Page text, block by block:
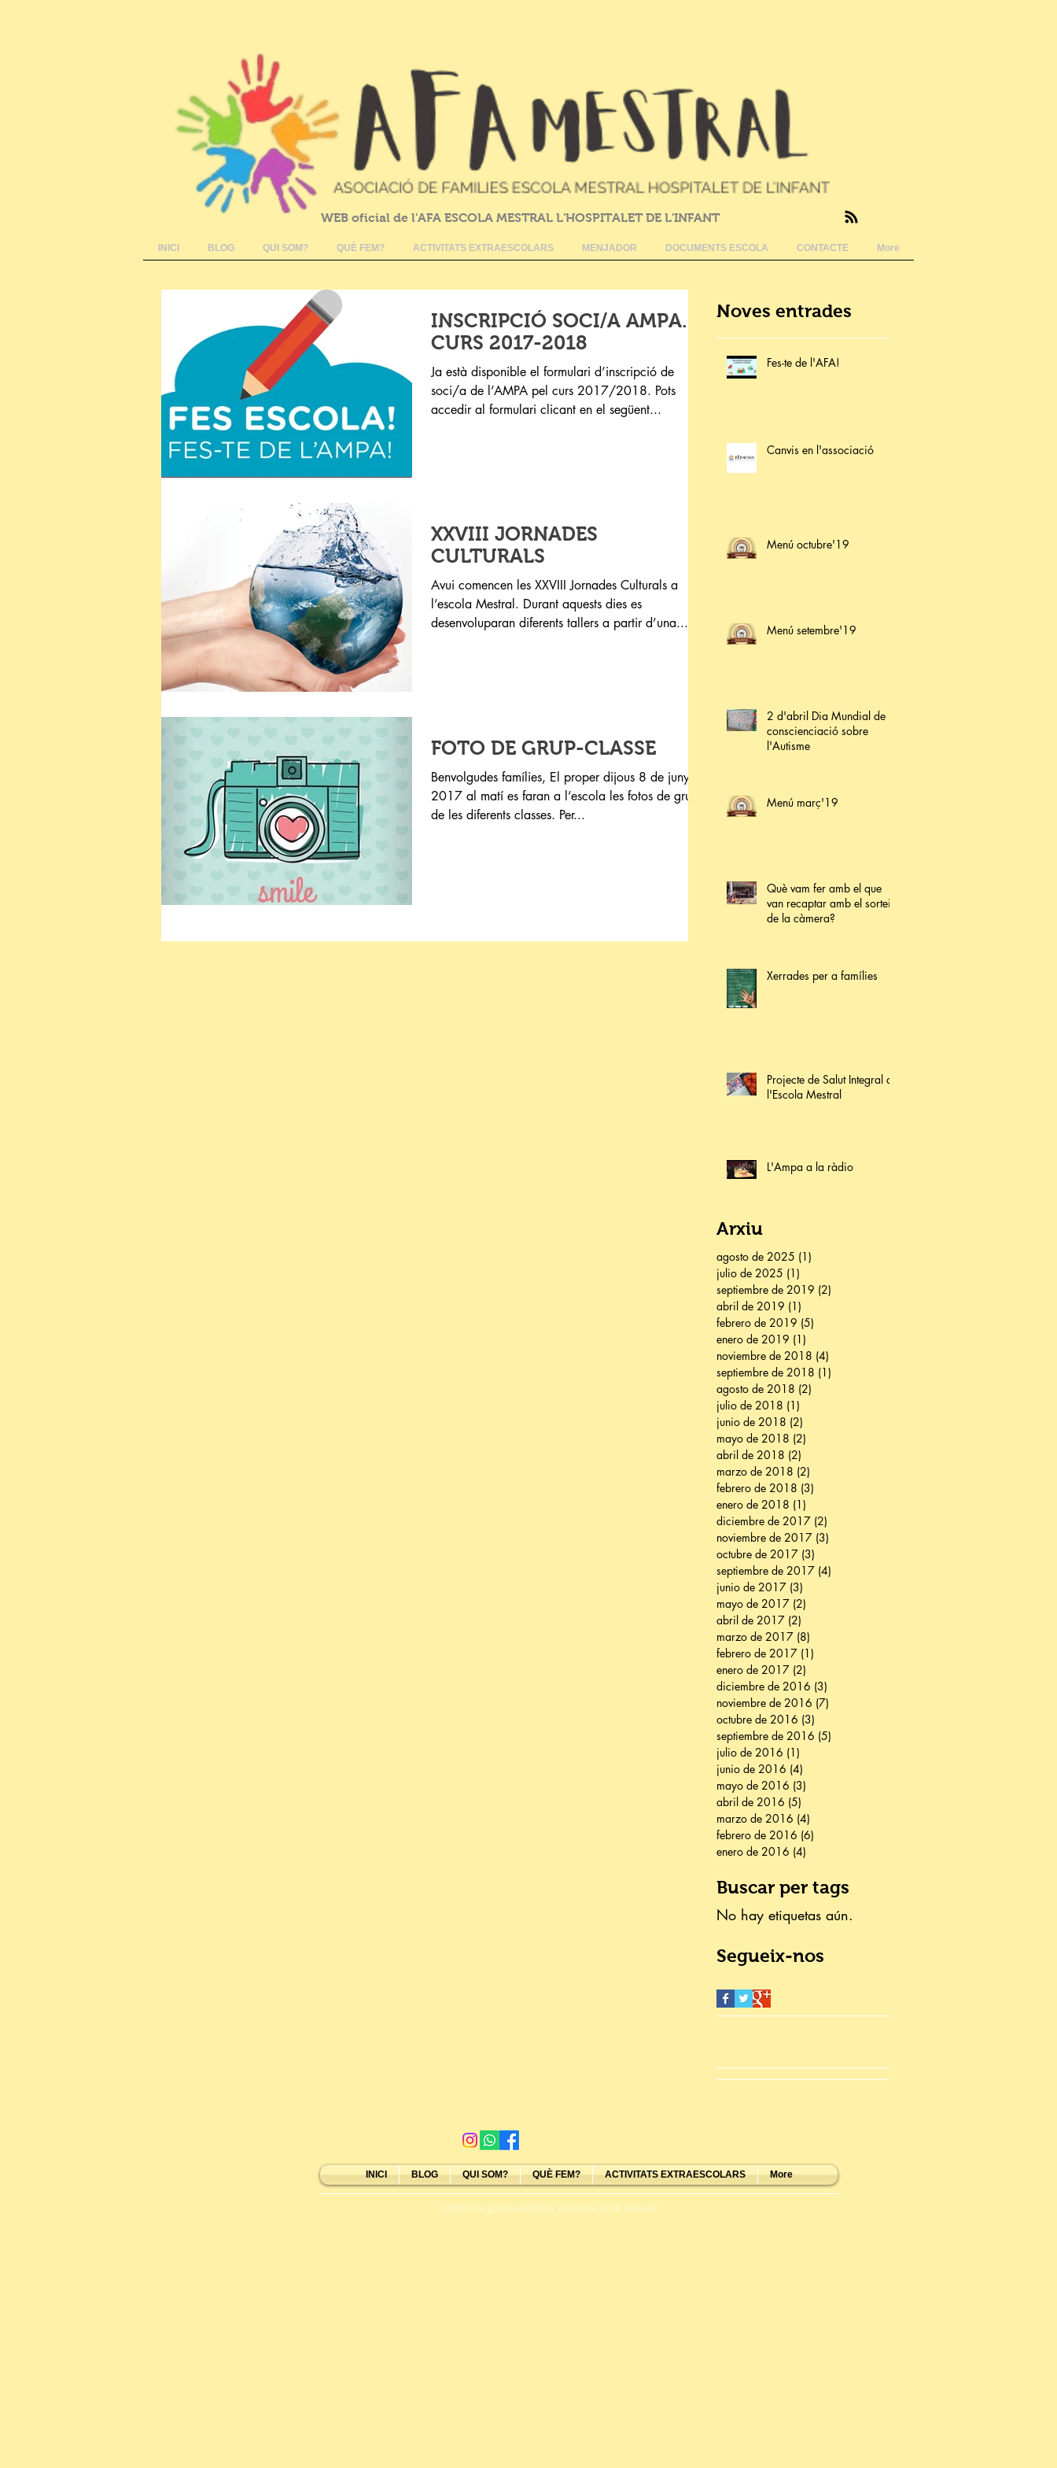
WEB oficial de l'AFA ESCOLA MESTRAL L'HOSPITALET DE L'INFANT
INICI BLOG QUI SOM? QUÈ FEM? ACTIVITATS EXTRAESCOLARS MENJADOR DOCUMENTS ESCOLA CONTACTE More
INSCRIPCIÓ SOCI/A AMPA.
CURS 2017-2018
Ja està disponible el formulari d’inscripció de
soci/a de l’AMPA pel curs 2017/2018. Pots
accedir al formulari clicant en el següent...
XXVIII JORNADES
CULTURALS
Avui comencen les XXVIII Jornades Culturals a
l’escola Mestral. Durant aquests dies es
desenvoluparan diferents tallers a partir d’una...
FOTO DE GRUP-CLASSE
Benvolgudes famílies, El proper dijous 8 de juny de
2017 al matí es faran a l’escola les fotos de grup
de les diferents classes. Per...
Noves entrades
Fes-te de l'AFA!
Canvis en l'associació
Menú octubre'19
Menú setembre'19
2 d'abril Dia Mundial de la
conscienciació sobre
l'Autisme
Menú març'19
Què vam fer amb el que
van recaptar amb el sorteig
de la càmera?
Xerrades per a famílies
Projecte de Salut Integral a
l'Escola Mestral
L'Ampa a la ràdio
Arxiu
agosto de 2025 (1)
julio de 2025 (1)
septiembre de 2019 (2)
abril de 2019 (1)
febrero de 2019 (5)
enero de 2019 (1)
noviembre de 2018 (4)
septiembre de 2018 (1)
agosto de 2018 (2)
julio de 2018 (1)
junio de 2018 (2)
mayo de 2018 (2)
abril de 2018 (2)
marzo de 2018 (2)
febrero de 2018 (3)
enero de 2018 (1)
diciembre de 2017 (2)
noviembre de 2017 (3)
octubre de 2017 (3)
septiembre de 2017 (4)
junio de 2017 (3)
mayo de 2017 (2)
abril de 2017 (2)
marzo de 2017 (8)
febrero de 2017 (1)
enero de 2017 (2)
diciembre de 2016 (3)
noviembre de 2016 (7)
octubre de 2016 (3)
septiembre de 2016 (5)
julio de 2016 (1)
junio de 2016 (4)
mayo de 2016 (3)
abril de 2016 (5)
marzo de 2016 (4)
febrero de 2016 (6)
enero de 2016 (4)
Buscar per tags
No hay etiquetas aún.
Segueix-nos
© 2025 AFA ESCOLA MESTRAL L'HOSPITALET DE L'INFANT
INICI BLOG QUI SOM? QUÈ FEM? ACTIVITATS EXTRAESCOLARS More